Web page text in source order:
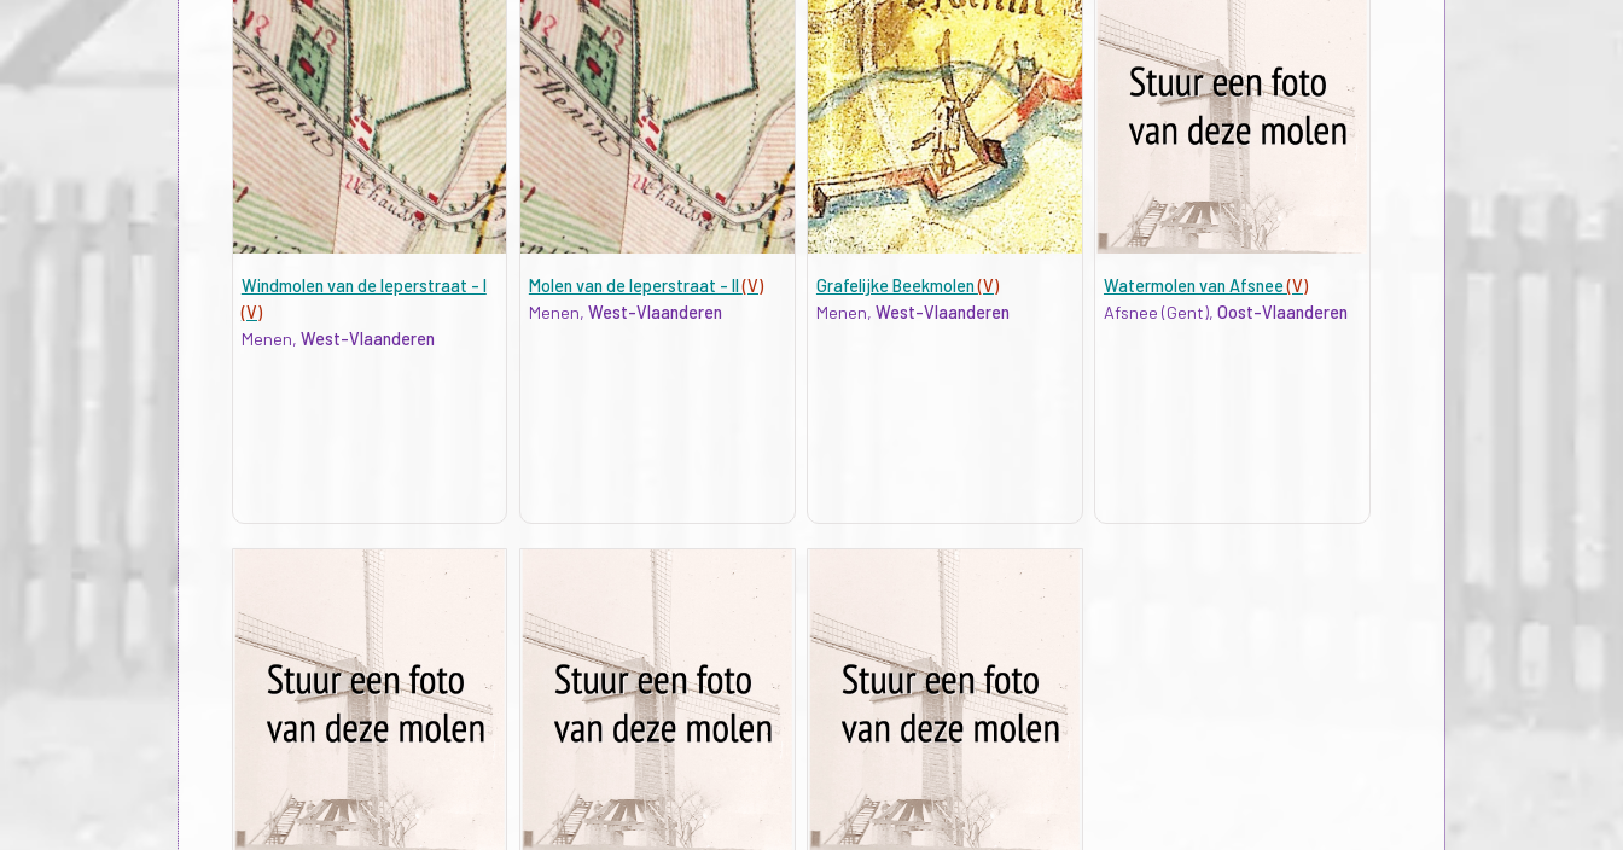
Windmolen van de Ieperstraat - I
(V)
Menen, West-Vlaanderen
Molen van de Ieperstraat - II(V)
Menen, West-Vlaanderen
Grafelijke Beekmolen(V)
Menen, West-Vlaanderen
Watermolen van Afsnee(V)
Afsnee (Gent), Oost-Vlaanderen